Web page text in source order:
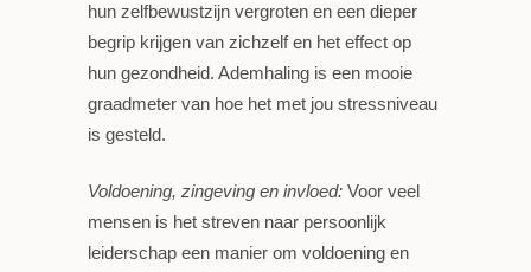
hun zelfbewustzijn vergroten en een dieper
begrip krijgen van zichzelf en het effect op
hun gezondheid. Ademhaling is een mooie
graadmeter van hoe het met jou stressniveau
is gesteld.
Voldoening, zingeving en invloed: Voor veel
mensen is het streven naar persoonlijk
leiderschap een manier om voldoening en